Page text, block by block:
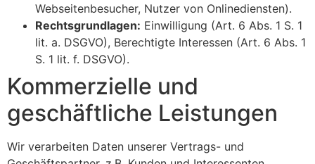
Webseitenbesucher, Nutzer von Onlinediensten).
Rechtsgrundlagen: Einwilligung (Art. 6 Abs. 1 S. 1
lit. a. DSGVO), Berechtigte Interessen (Art. 6 Abs. 1
S. 1 lit. f. DSGVO).
Kommerzielle und
geschäftliche Leistungen
Wir verarbeiten Daten unserer Vertrags- und